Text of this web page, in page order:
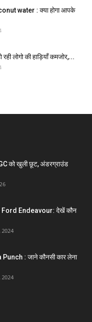
water : क्या होगा आपके
लोगो की हाड़ियाँ कमजोर,...
को खुली छूट, अंडरग्राउंड
Endeavour: देखें कौन
2024
: जाने कौनसी कार लेना
2024